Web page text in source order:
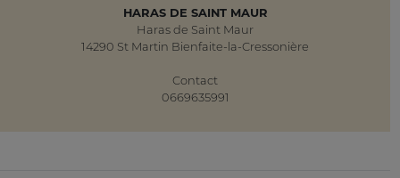
HARAS DE SAINT MAUR
Haras de Saint Maur
14290 St Martin Bienfaite-la-Cressonière
Contact
0669635991